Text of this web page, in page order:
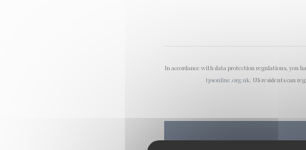
In accordance with data protection regulations, you
tpsonline.org.uk. US residents can